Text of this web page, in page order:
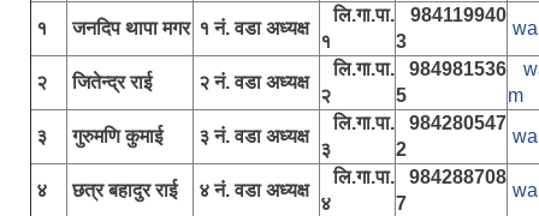
१ जनदिप थापा मगर १ नं. वडा अध्यक्ष
लि.गा.पा.
१
984119940
3
२ जितेन्द्र राई २ नं. वडा अध्यक्ष
लि.गा.पा.
२
984981536
5
m
३
गुरुमणि कुमाई ३ नं. वडा अध्यक्ष
लि.गा.पा.
३
984280547
2
४ छत्र बहादुर राई ४ नं. वडा अध्यक्ष
लि.गा.पा.
४
984288708
7